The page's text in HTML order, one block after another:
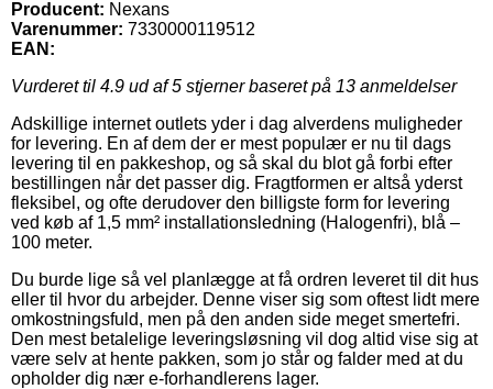
Producent: Nexans
Varenummer: 7330000119512
EAN:
Vurderet til 4.9 ud af 5 stjerner baseret på 13 anmeldelser
Adskillige internet outlets yder i dag alverdens muligheder
for levering. En af dem der er mest populær er nu til dags
levering til en pakkeshop, og så skal du blot gå forbi efter
bestillingen når det passer dig. Fragtformen er altså yderst
fleksibel, og ofte derudover den billigste form for levering
ved køb af 1,5 mm² installationsledning (Halogenfri), blå –
100 meter.
Du burde lige så vel planlægge at få ordren leveret til dit hus
eller til hvor du arbejder. Denne viser sig som oftest lidt mere
omkostningsfuld, men på den anden side meget smertefri.
Den mest betalelige leveringsløsning vil dog altid vise sig at
være selv at hente pakken, som jo står og falder med at du
opholder dig nær e-forhandlerens lager.